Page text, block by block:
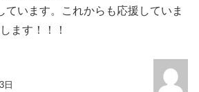
ています。これからも応援していま
ます！！！
日